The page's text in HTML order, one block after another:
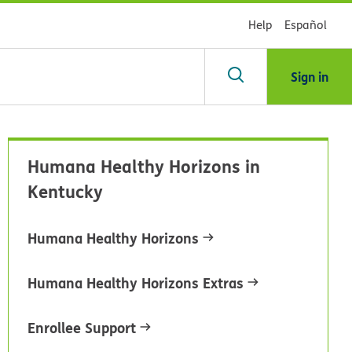
Help Español
Sign in
Humana Healthy Horizons in
Kentucky
Humana Healthy Horizons
Humana Healthy Horizons Extras
Enrollee Support